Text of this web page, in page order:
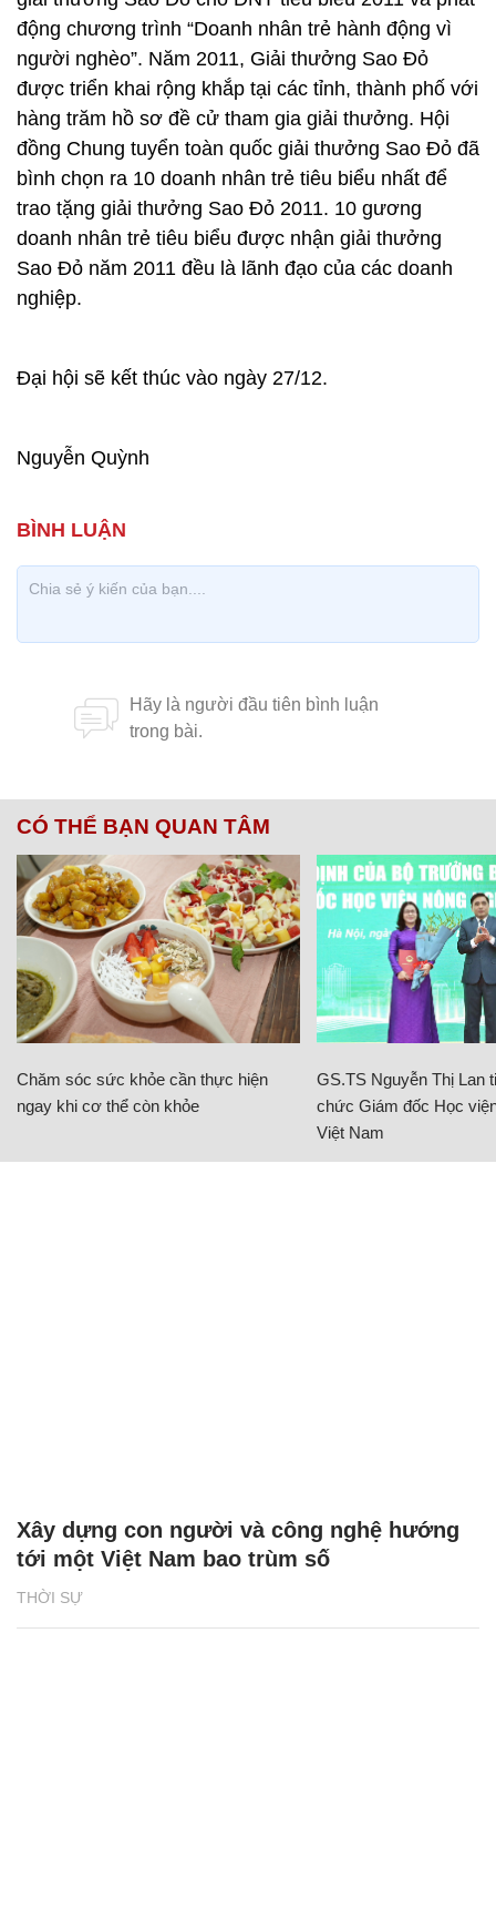
động chương trình “Doanh nhân trẻ hành động vì
người nghèo”. Năm 2011, Giải thưởng Sao Đỏ
được triển khai rộng khắp tại các tỉnh, thành phố với
hàng trăm hồ sơ đề cử tham gia giải thưởng. Hội
đồng Chung tuyển toàn quốc giải thưởng Sao Đỏ đã
bình chọn ra 10 doanh nhân trẻ tiêu biểu nhất để
trao tặng giải thưởng Sao Đỏ 2011. 10 gương
doanh nhân trẻ tiêu biểu được nhận giải thưởng
Sao Đỏ năm 2011 đều là lãnh đạo của các doanh
nghiệp.
Đại hội sẽ kết thúc vào ngày 27/12.
Nguyễn Quỳnh
CÓ THỂ BẠN QUAN TÂM
Chăm sóc sức khỏe cần thực hiện
ngay khi cơ thể còn khỏe
GS.TS Nguyễn Thị Lan
chức Giám đốc Học
Việt Nam
THỜI SỰ
Xây dựng con người và công nghệ hướng
tới một Việt Nam bao trùm số